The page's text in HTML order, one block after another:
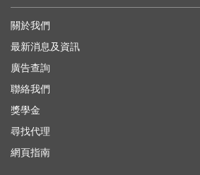
關於我們
最新消息及資訊
廣告查詢
聯絡我們
獎學金
尋找代理
網頁指南